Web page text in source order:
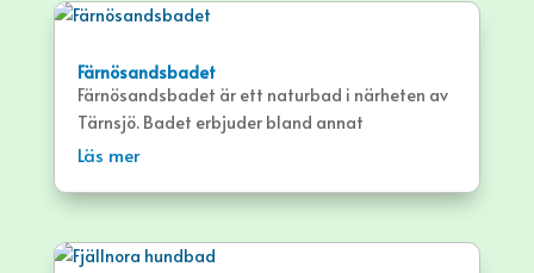
Färnösandsbadet
Färnösandsbadet är ett naturbad i närheten av
Tärnsjö. Badet erbjuder bland annat
sandstrand och pontonbryggor.
Läs mer